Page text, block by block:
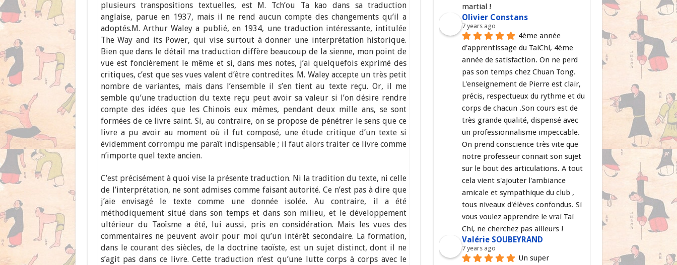
plusieurs transpositions textuelles, est M. Tch’ou Ta kao dans sa traduction
anglaise, parue en 1937, mais il ne rend aucun compte des changements qu’il a
adoptés. M. Arthur Waley a publié, en 1934, une traduction intéressante, intitulée
The Way and its Power, qui vise surtout à donner une interprétation historique.
Bien que dans le détail ma traduction diffère beaucoup de la sienne, mon point de
vue est foncièrement le même et si, dans mes notes, j’ai quelquefois exprimé des
critiques, c’est que ses vues valent d’être contredites. M. Waley accepte un très petit
nombre de variantes, mais dans l’ensemble il s’en tient au texte reçu. Or, il me
semble qu’une traduction du texte reçu peut avoir sa valeur si l’on désire rendre
compte des idées que les Chinois eux mêmes, pendant deux mille ans, se sont
formées de ce livre saint. Si, au contraire, on se propose de pénétrer le sens que ce
livre a pu avoir au moment où il fut composé, une étude critique d’un texte si
évidemment corrompu me paraît indispensable ; il faut alors traiter ce livre comme
n’importe quel texte ancien.
C’est précisément à quoi vise la présente traduction. Ni la tradition du texte, ni celle
de l’interprétation, ne sont admises comme faisant autorité. Ce n’est pas à dire que
j’aie envisagé le texte comme une donnée isolée. Au contraire, il a été
méthodiquement situé dans son temps et dans son milieu, et le développement
ultérieur du Taoïsme a été, lui aussi, pris en considération. Mais les vues des
commentaires ne peuvent avoir pour moi qu’un intérêt secondaire. La formation,
dans le courant des siècles, de la doctrine taoïste, est un sujet distinct, dont il ne
s’agit pas dans ce livre. Cette traduction n’est qu’une lutte corps à corps avec le
martial !
Olivier Constans
7 years ago
4ème année
d'apprentissage du TaiChi, 4ème
année de satisfaction. On ne perd
pas son temps chez Chuan Tong.
L'enseignement de Pierre est clair,
précis, respectueux du rythme et du
corps de chacun .Son cours est de
très grande qualité, dispensé avec
un professionnalisme impeccable.
On prend conscience très vite que
notre professeur connait son sujet
sur le bout des articulations. A tout
cela vient s'ajouter l'ambiance
amicale et sympathique du club ,
tous niveaux d'élèves confondus. Si
vous voulez apprendre le vrai Tai
Chi, ne cherchez pas ailleurs !
Valérie SOUBEYRAND
7 years ago
Un super